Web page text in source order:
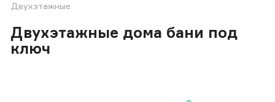
Двухэтажные
Двухэтажные дома бани под
ключ